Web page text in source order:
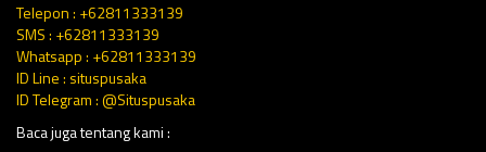
Telepon : +62811333139
SMS : +62811333139
Whatsapp : +62811333139
ID Line : situspusaka
ID Telegram : @Situspusaka
Baca juga tentang kami :